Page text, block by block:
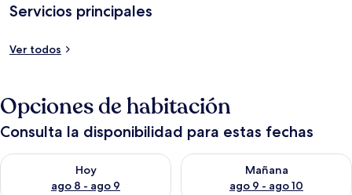
de
Servicios principales
Ver todos
Opciones de habitación
Consulta la disponibilidad para estas fechas
Hoy
ago 8 - ago 9
Consulta la disponibilidad para hoy ago 8 - ago 9
Mañana
ago 9 - ago 10
Consulta la disponibilidad